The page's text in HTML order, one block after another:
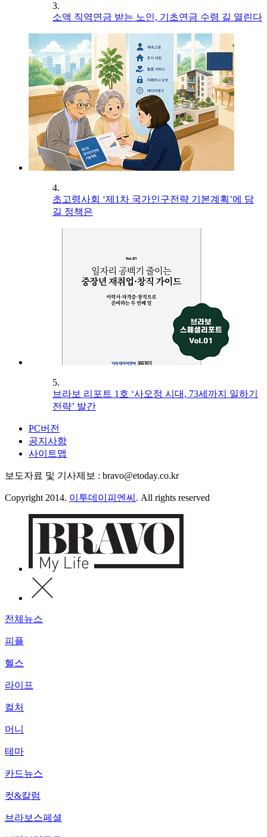
3.
소액 직역연금 받는 노인, 기초연금 수령 길 열린다
4.
초고령사회 ‘제1차 국가인구전략 기본계획’에 담
길 정책은
5.
브라보 리포트 1호 ‘사오정 시대, 73세까지 일하기
전략’ 발간
PC버전
공지사항
사이트맵
보도자료 및 기사제보 : bravo@etoday.co.kr
Copyright 2014. 이투데이피엔씨 . All rights reserved
전체뉴스
피플
헬스
라이프
컬처
머니
테마
카드뉴스
컷&칼럼
브라보스페셜